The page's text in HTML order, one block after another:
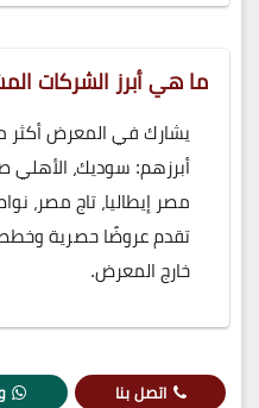
ما هي أبرز الشركات
أبرزهم: سوديك، الأهلي
مصر إيطاليا، تاج مصر،
تقدم عروضًا حصرية
خارج المعرض.
اتصل بنا